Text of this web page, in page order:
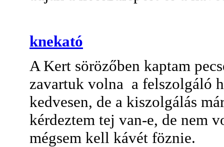
knekató
A Kert sörözőben kaptam
zavartuk volna a felszolgáló
kedvesen, de a kiszolgálás
kérdeztem tej van-e, de nem
mégsem kell kávét föznie.